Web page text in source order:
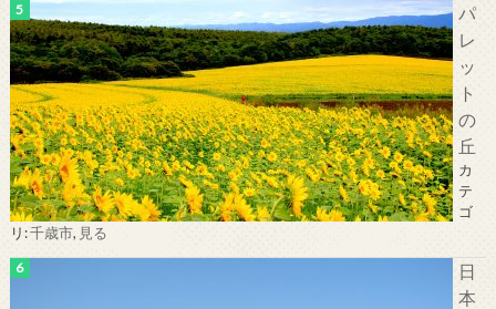
パ
レ
ッ
ト
の
丘
カ
テ
ゴ
リ:千歳市, 見る
日
本